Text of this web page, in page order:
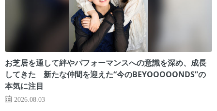
お芝居を通して絆やパフォーマンスへの意識を深め、成長
してきた 新たな仲間を迎えた“今のBEYOOOOONDS”の
本気に注目
2026.08.03